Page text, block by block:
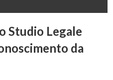
Studio Legale
da